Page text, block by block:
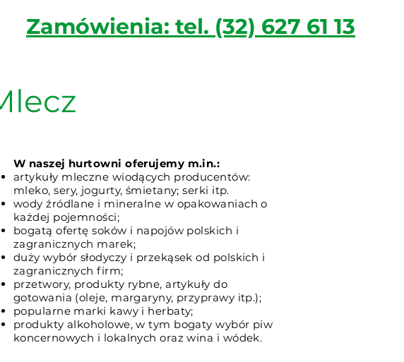
tel. (32) 627 61 13
Zamówienia: tel. (32) 627 61 13
W naszej hurtowni oferujemy m.in.:
artykuły mleczne wiodących producentów:
mleko, sery, jogurty, śmietany; serki itp.
wody źródlane i mineralne w opakowaniach o
każdej pojemności;
bogatą ofertę soków i napojów polskich i
zagranicznych marek;
duży wybór słodyczy i przekąsek od polskich i
zagranicznych firm;
przetwory, produkty rybne, artykuły do
gotowania (oleje, margaryny, przyprawy itp.);
popularne marki kawy i herbaty;
produkty alkoholowe, w tym bogaty wybór piw
koncernowych i lokalnych oraz wina i wódek.